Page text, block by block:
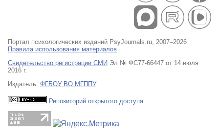
Портал психологических изданий PsyJournals.ru, 2007–2026
Правила использования материалов
Свидетельство регистрации СМИ Эл № ФС77-66447 от 14 июля
2016 г.
Издатель: ФГБОУ ВО МГППУ
Репозиторий открытого доступа